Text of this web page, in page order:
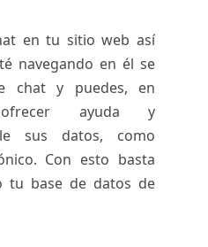
en tu sitio web así
navegando en él se
chat y puedes, en
ayuda y
sus datos, como
Con esto basta
tu base de datos de